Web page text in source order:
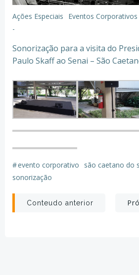
Ações Especiais
Eventos Corporativos
-
Sonorização para a visita do
Paulo Skaff ao Senai – São
#evento corporativo são caetano do
sonorização
Post
Conteudo anterior